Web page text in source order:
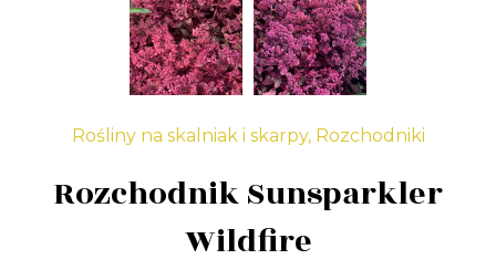
Rośliny na skalniak i skarpy, Rozchodniki
Rozchodnik Sunsparkler
Wildfire